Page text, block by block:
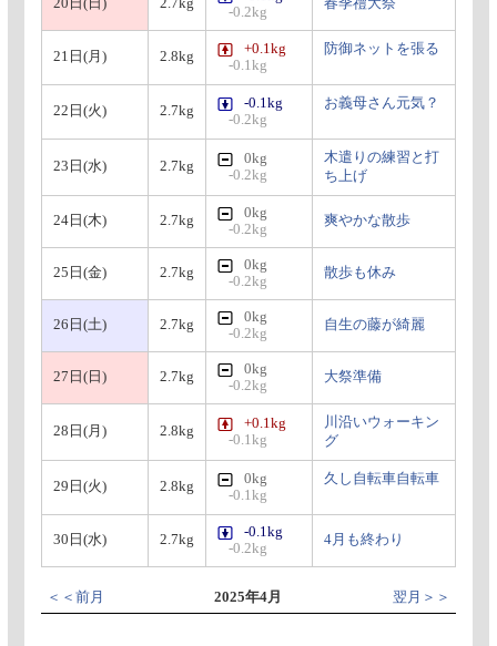
20日(日) 2.7kg
-0.2kg
春季禮大祭
21日(月) 2.8kg
+0.1kg
-0.1kg
防御ネットを張る
22日(火) 2.7kg
-0.1kg
-0.2kg
お義母さん元気？
23日(水) 2.7kg
0kg
-0.2kg
木遣りの練習と打
ち上げ
24日(木) 2.7kg
0kg
-0.2kg
爽やかな散歩
25日(金) 2.7kg
0kg
-0.2kg
散歩も休み
26日(土) 2.7kg
0kg
-0.2kg
自生の藤が綺麗
27日(日) 2.7kg
0kg
-0.2kg
大祭準備
28日(月) 2.8kg
+0.1kg
-0.1kg
川沿いウォーキン
グ
29日(火) 2.8kg
0kg
-0.1kg
久し自転車自転車
30日(水) 2.7kg
-0.1kg
-0.2kg
4月も終わり
＜＜前月 2025年4月 翌月＞＞